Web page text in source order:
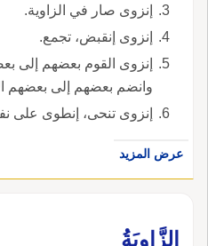
إنزوى صار في الزاوية.
إنزوى إنقبض، تجمع.
إنزوى القوم بعضهم إلى
وانضم بعضهم إلى بعضهم
إنزوى تنحى، إنطوى على
عرض المزيد
الزَّاوِيَةُ